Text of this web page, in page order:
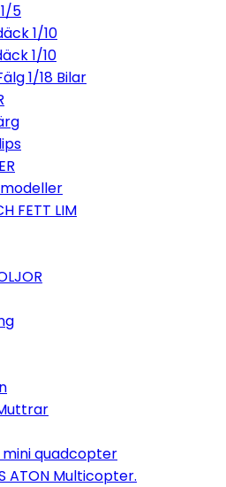
5
1/10
1/10
1/18 Bilar
FETT LIM
mini quadcopter
ATON Multicopter.